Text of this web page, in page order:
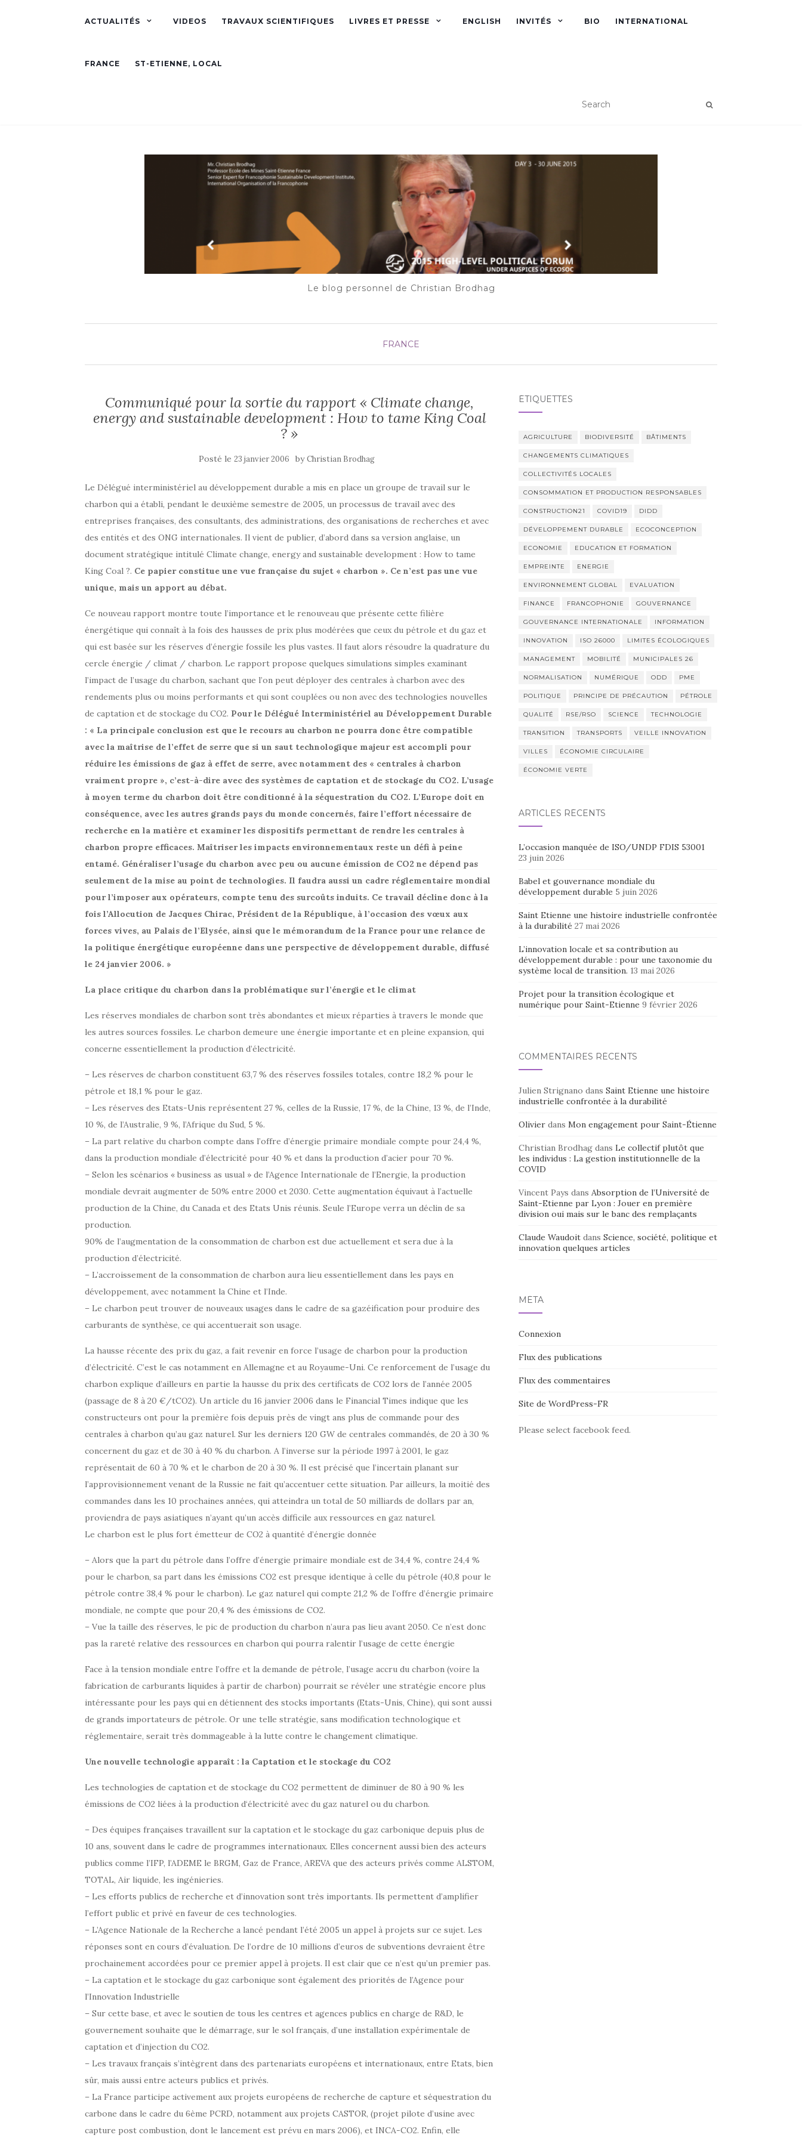
ACTUALITÉS VIDEOS TRAVAUX SCIENTIFIQUES LIVRES ET PRESSE ENGLISH INVITÉS BIO INTERNATIONAL
FRANCE ST-ETIENNE, LOCAL
Le blog personnel de Christian Brodhag
FRANCE
Communiqué pour la sortie du rapport « Climate change,
energy and sustainable development : How to tame King Coal
? »
Posté le 23 janvier 2006 byChristian Brodhag
Le Délégué interministériel au développement durable a mis en place un groupe de travail sur le
charbon qui a établi, pendant le deuxième semestre de 2005, un processus de travail avec des
entreprises françaises, des consultants, des administrations, des organisations de recherches et avec
des entités et des ONG internationales. Il vient de publier, d’abord dans sa version anglaise, un
document stratégique intitulé Climate change, energy and sustainable development : How to tame
King Coal ?. Ce papier constitue une vue française du sujet « charbon ». Ce n’est pas une vue
unique, mais un apport au débat.
Ce nouveau rapport montre toute l’importance et le renouveau que présente cette filière
énergétique qui connaît à la fois des hausses de prix plus modérées que ceux du pétrole et du gaz et
qui est basée sur les réserves d’énergie fossile les plus vastes. Il faut alors résoudre la quadrature du
cercle énergie / climat / charbon. Le rapport propose quelques simulations simples examinant
l’impact de l’usage du charbon, sachant que l’on peut déployer des centrales à charbon avec des
rendements plus ou moins performants et qui sont couplées ou non avec des technologies nouvelles
de captation et de stockage du CO2. Pour le Délégué Interministériel au Développement Durable
: « La principale conclusion est que le recours au charbon ne pourra donc être compatible
avec la maîtrise de l’effet de serre que si un saut technologique majeur est accompli pour
réduire les émissions de gaz à effet de serre, avec notamment des « centrales à charbon
vraiment propre », c’est-à-dire avec des systèmes de captation et de stockage du CO2. L’usage
à moyen terme du charbon doit être conditionné à la séquestration du CO2. L’Europe doit en
conséquence, avec les autres grands pays du monde concernés, faire l’effort nécessaire de
recherche en la matière et examiner les dispositifs permettant de rendre les centrales à
charbon propre efficaces. Maîtriser les impacts environnementaux reste un défi à peine
entamé. Généraliser l’usage du charbon avec peu ou aucune émission de CO2 ne dépend pas
seulement de la mise au point de technologies. Il faudra aussi un cadre réglementaire mondial
pour l’imposer aux opérateurs, compte tenu des surcoûts induits. Ce travail décline donc à la
fois l’Allocution de Jacques Chirac, Président de la République, à l’occasion des vœux aux
forces vives, au Palais de l’Elysée, ainsi que le mémorandum de la France pour une relance de
la politique énergétique européenne dans une perspective de développement durable, diffusé
le 24 janvier 2006. »
La place critique du charbon dans la problématique sur l’énergie et le climat
Les réserves mondiales de charbon sont très abondantes et mieux réparties à travers le monde que
les autres sources fossiles. Le charbon demeure une énergie importante et en pleine expansion, qui
concerne essentiellement la production d’électricité.
– Les réserves de charbon constituent 63,7 % des réserves fossiles totales, contre 18,2 % pour le
pétrole et 18,1 % pour le gaz.
– Les réserves des Etats-Unis représentent 27 %, celles de la Russie, 17 %, de la Chine, 13 %, de l’Inde,
10 %, de l’Australie, 9 %, l’Afrique du Sud, 5 %.
– La part relative du charbon compte dans l’offre d’énergie primaire mondiale compte pour 24,4 %,
dans la production mondiale d’électricité pour 40 % et dans la production d’acier pour 70 %.
– Selon les scénarios « business as usual » de l’Agence Internationale de l’Energie, la production
mondiale devrait augmenter de 50% entre 2000 et 2030. Cette augmentation équivaut à l’actuelle
production de la Chine, du Canada et des Etats Unis réunis. Seule l’Europe verra un déclin de sa
production.
90% de l’augmentation de la consommation de charbon est due actuellement et sera due à la
production d’électricité.
– L’accroissement de la consommation de charbon aura lieu essentiellement dans les pays en
développement, avec notamment la Chine et l’Inde.
– Le charbon peut trouver de nouveaux usages dans le cadre de sa gazéification pour produire des
carburants de synthèse, ce qui accentuerait son usage.
La hausse récente des prix du gaz, a fait revenir en force l’usage de charbon pour la production
d’électricité. C’est le cas notamment en Allemagne et au Royaume-Uni. Ce renforcement de l’usage du
charbon explique d’ailleurs en partie la hausse du prix des certificats de CO2 lors de l’année 2005
(passage de 8 à 20 €/tCO2). Un article du 16 janvier 2006 dans le Financial Times indique que les
constructeurs ont pour la première fois depuis près de vingt ans plus de commande pour des
centrales à charbon qu’au gaz naturel. Sur les derniers 120 GW de centrales commandés, de 20 à 30 %
concernent du gaz et de 30 à 40 % du charbon. A l’inverse sur la période 1997 à 2001, le gaz
représentait de 60 à 70 % et le charbon de 20 à 30 %. Il est précisé que l’incertain planant sur
l’approvisionnement venant de la Russie ne fait qu’accentuer cette situation. Par ailleurs, la moitié des
commandes dans les 10 prochaines années, qui atteindra un total de 50 milliards de dollars par an,
proviendra de pays asiatiques n’ayant qu’un accès difficile aux ressources en gaz naturel.
Le charbon est le plus fort émetteur de CO2 à quantité d’énergie donnée
– Alors que la part du pétrole dans l’offre d’énergie primaire mondiale est de 34,4 %, contre 24,4 %
pour le charbon, sa part dans les émissions CO2 est presque identique à celle du pétrole (40,8 pour le
pétrole contre 38,4 % pour le charbon). Le gaz naturel qui compte 21,2 % de l’offre d’énergie primaire
mondiale, ne compte que pour 20,4 % des émissions de CO2.
– Vue la taille des réserves, le pic de production du charbon n’aura pas lieu avant 2050. Ce n’est donc
pas la rareté relative des ressources en charbon qui pourra ralentir l’usage de cette énergie
Face à la tension mondiale entre l’offre et la demande de pétrole, l’usage accru du charbon (voire la
fabrication de carburants liquides à partir de charbon) pourrait se révéler une stratégie encore plus
intéressante pour les pays qui en détiennent des stocks importants (Etats-Unis, Chine), qui sont aussi
de grands importateurs de pétrole. Or une telle stratégie, sans modification technologique et
réglementaire, serait très dommageable à la lutte contre le changement climatique.
Une nouvelle technologie apparaît : la Captation et le stockage du CO2
Les technologies de captation et de stockage du CO2 permettent de diminuer de 80 à 90 % les
émissions de CO2 liées à la production d‘électricité avec du gaz naturel ou du charbon.
– Des équipes françaises travaillent sur la captation et le stockage du gaz carbonique depuis plus de
10 ans, souvent dans le cadre de programmes internationaux. Elles concernent aussi bien des acteurs
publics comme l’IFP, l’ADEME le BRGM, Gaz de France, AREVA que des acteurs privés comme ALSTOM,
TOTAL, Air liquide, les ingénieries.
– Les efforts publics de recherche et d’innovation sont très importants. Ils permettent d’amplifier
l’effort public et privé en faveur de ces technologies.
– L’Agence Nationale de la Recherche a lancé pendant l’été 2005 un appel à projets sur ce sujet. Les
réponses sont en cours d’évaluation. De l’ordre de 10 millions d’euros de subventions devraient être
prochainement accordées pour ce premier appel à projets. Il est clair que ce n’est qu’un premier pas.
– La captation et le stockage du gaz carbonique sont également des priorités de l’Agence pour
l’Innovation Industrielle
– Sur cette base, et avec le soutien de tous les centres et agences publics en charge de R&D, le
gouvernement souhaite que le démarrage, sur le sol français, d’une installation expérimentale de
captation et d’injection du CO2.
– Les travaux français s’intègrent dans des partenariats européens et internationaux, entre Etats, bien
sûr, mais aussi entre acteurs publics et privés.
– La France participe activement aux projets européens de recherche de capture et séquestration du
carbone dans le cadre du 6ème PCRD, notamment aux projets CASTOR, (projet pilote d’usine avec
capture post combustion, dont le lancement est prévu en mars 2006), et INCA-CO2. Enfin, elle
ÉTIQUETTES
AGRICULTURE BIODIVERSITÉ BÂTIMENTS
CHANGEMENTS CLIMATIQUES
COLLECTIVITÉS LOCALES
CONSOMMATION ET PRODUCTION RESPONSABLES
CONSTRUCTION21 COVID19 DIDD
DÉVELOPPEMENT DURABLE ECOCONCEPTION
ECONOMIE EDUCATION ET FORMATION
EMPREINTE ENERGIE
ENVIRONNEMENT GLOBAL EVALUATION
FINANCE FRANCOPHONIE GOUVERNANCE
GOUVERNANCE INTERNATIONALE INFORMATION
INNOVATION ISO 26000 LIMITES ÉCOLOGIQUES
MANAGEMENT MOBILITÉ MUNICIPALES 26
NORMALISATION NUMÉRIQUE ODD PME
POLITIQUE PRINCIPE DE PRÉCAUTION PÉTROLE
QUALITÉ RSE/RSO SCIENCE TECHNOLOGIE
TRANSITION TRANSPORTS VEILLE INNOVATION
VILLES ÉCONOMIE CIRCULAIRE
ÉCONOMIE VERTE
ARTICLES RÉCENTS
L’occasion manquée de ISO/UNDP FDIS 53001
23 juin 2026
Babel et gouvernance mondiale du
développement durable 5 juin 2026
Saint Etienne une histoire industrielle confrontée
à la durabilité 27 mai 2026
L’innovation locale et sa contribution au
développement durable : pour une taxonomie du
système local de transition. 13 mai 2026
Projet pour la transition écologique et
numérique pour Saint-Etienne 9 février 2026
COMMENTAIRES RÉCENTS
Julien Strignano dans Saint Etienne une histoire
industrielle confrontée à la durabilité
Olivierdans Mon engagement pour Saint-Étienne
Christian Brodhagdans Le collectif plutôt que
les individus : La gestion institutionnelle de la
COVID
Vincent Pays dans Absorption de l’Université de
Saint-Etienne par Lyon : Jouer en première
division oui mais sur le banc des remplaçants
Claude Waudoitdans Science, société, politique et
innovation quelques articles
MÉTA
Connexion
Flux des publications
Flux des commentaires
Site de WordPress-FR
Please select facebook feed.